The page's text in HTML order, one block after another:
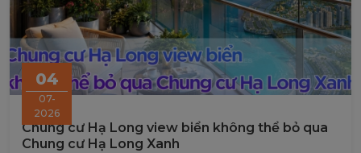
04
07-
2026
Chung cư Hạ Long view biển không thể bỏ qua
Chung cư Hạ Long Xanh